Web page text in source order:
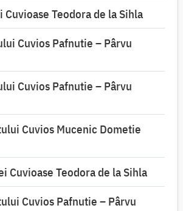
Teodora de la Sihla
Cuvios Pafnutie – Pârvu
Cuvios Pafnutie – Pârvu
Cuvios Mucenic Dometie
Cuvioase Teodora de la Sihla
Cuvios Pafnutie – Pârvu